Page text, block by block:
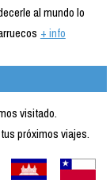
al mundo lo
+ info
visitado.
próximos viajes.